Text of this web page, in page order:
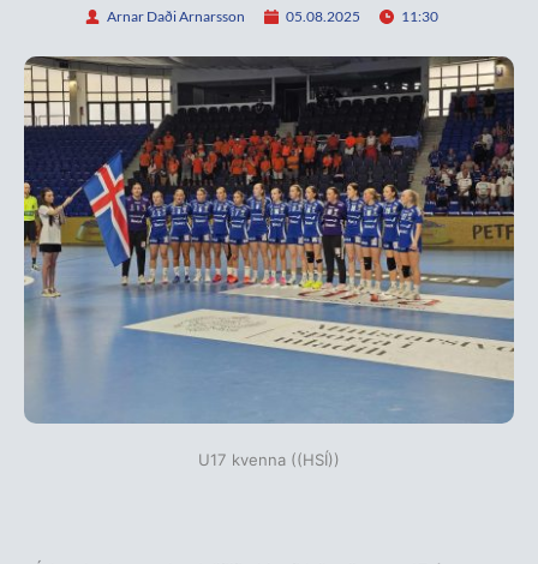
Arnar Daði Arnarsson 05.08.2025 11:30
U17 kvenna ((HSÍ))